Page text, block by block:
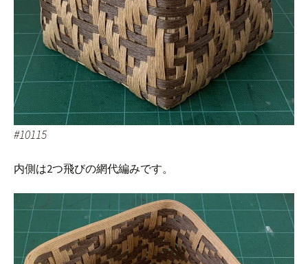
#10115
内側は2つ飛びの網代編みです。